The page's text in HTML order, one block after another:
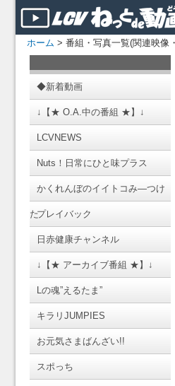
ホーム > 番組・写真一覧(関連映像
◆新着動画
↓【★ O.A.中の番組 ★】↓
LCVNEWS
Nuts！日常にひと味プラス
かくれんぼのイイトコみ―つけ
たプレイバック
日赤健康チャンネル
↓【★ アーカイブ番組 ★】↓
Lの魂”えるたま”
キラリJUMPIES
お元気さまばんざい!!
スポっち